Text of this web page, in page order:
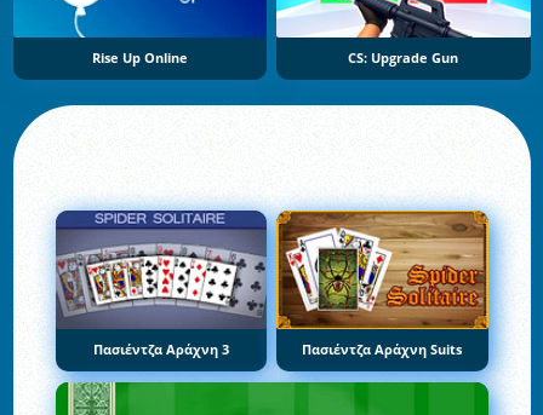
Rise Up Online CS: Upgrade Gun
Πασιέντζα Αράχνη 3 Πασιέντζα Αράχνη Suits